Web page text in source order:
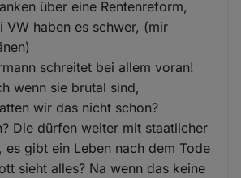
über eine Rentenreform,
VW haben es schwer, (mir
schreitet bei allem voran!
wenn sie brutal sind,
wir das nicht schon?
Die dürfen weiter mit staatlicher
es gibt ein Leben nach dem Tode
sieht alles? Na wenn das keine